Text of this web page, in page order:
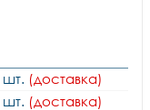
шт. (доставка)
шт. (доставка)